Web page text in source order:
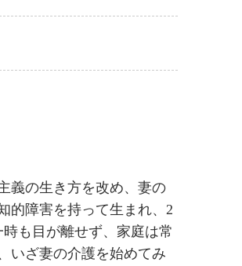
義の生き方を改め、妻の
的障害を持って生まれ、2
も目が離せず、家庭は常
いざ妻の介護を始めてみ